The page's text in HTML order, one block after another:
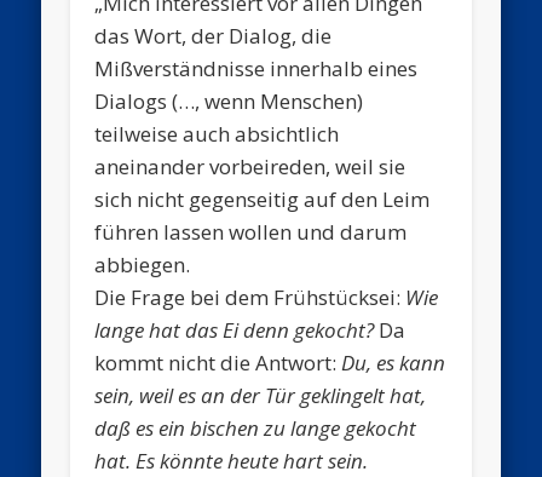
das Wort, der Dialog, die
Mißverständnisse innerhalb eines
Dialogs (…, wenn Menschen)
teilweise auch absichtlich
aneinander vorbeireden, weil sie
sich nicht gegenseitig auf den Leim
führen lassen wollen und darum
abbiegen.
Die Frage bei dem Frühstücksei: Wie
lange hat das Ei denn gekocht?Da
kommt nicht die Antwort:Du, es kann
sein, weil es an der Tür geklingelt hat,
daß es ein bischen zu lange gekocht
hat. Es könnte heute hart sein.